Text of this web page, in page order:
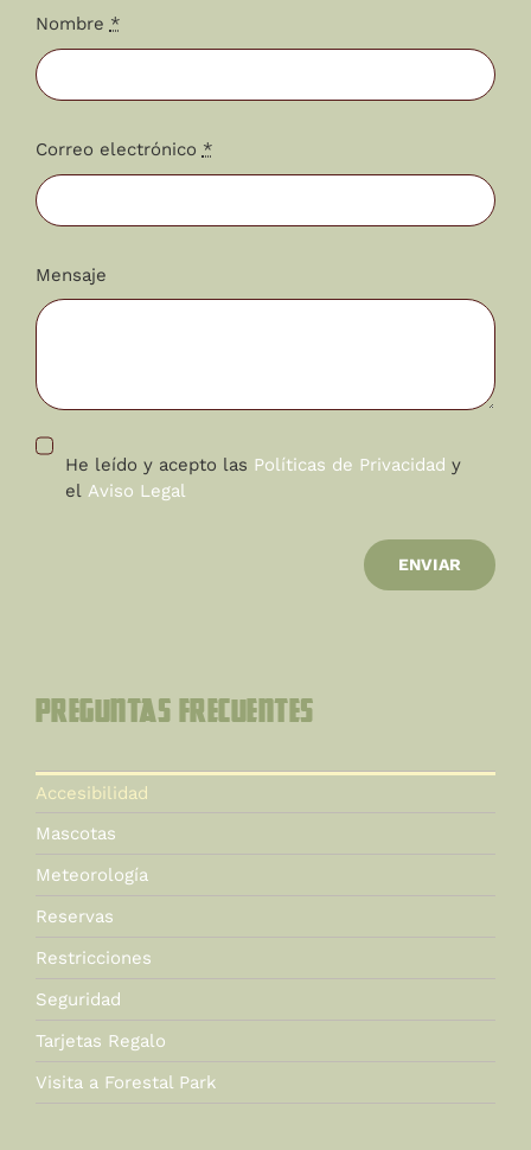
Nombre *
Correo electrónico *
Mensaje
He leído y acepto las Políticas de Privacidad y
el Aviso Legal
ENVIAR
Preguntas Frecuentes
Accesibilidad
Mascotas
Meteorología
Reservas
Restricciones
Seguridad
Tarjetas Regalo
Visita a Forestal Park